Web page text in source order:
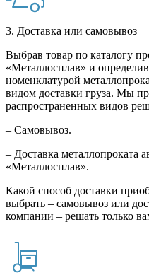
3. Доставка или самовывоз
Выбрав товар по каталогу
«Металлосплав» и
номенклатурой
видом доставки груза. Мы
распространенных видов
– Самовывоз.
– Доставка металлопроката
«Металлосплав».
Какой способ доставки
выбрать – самовывоз или
компании – решать только